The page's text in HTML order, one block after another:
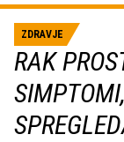
ZDRAVJE
RAK